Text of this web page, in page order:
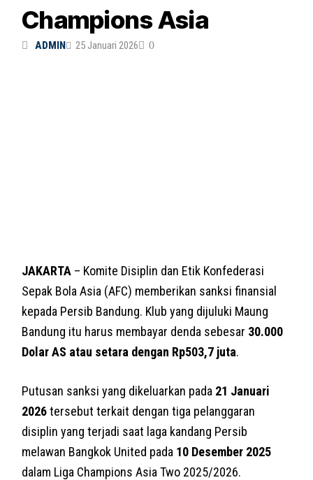
Champions Asia
ADMIN 25 Januari 2026 0
JAKARTA – Komite Disiplin dan Etik Konfederasi
Sepak Bola Asia (AFC) memberikan sanksi finansial
kepada Persib Bandung. Klub yang dijuluki Maung
Bandung itu harus membayar denda sebesar 30.000
Dolar AS atau setara dengan Rp503,7 juta.
Putusan sanksi yang dikeluarkan pada 21 Januari
2026tersebut terkait dengan tiga pelanggaran
disiplin yang terjadi saat laga kandang Persib
melawan Bangkok United pada 10 Desember 2025
dalam Liga Champions Asia Two 2025/2026.